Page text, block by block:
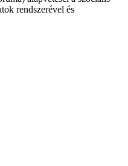
rendszerével és